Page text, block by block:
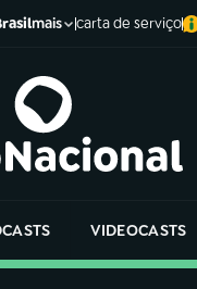
mais carta de serviço
VIDEOCASTS